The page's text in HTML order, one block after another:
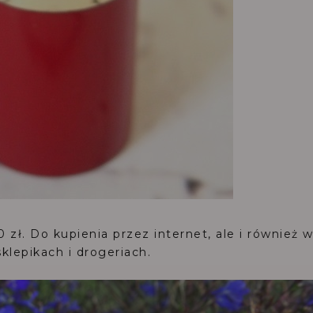
zł. Do kupienia przez internet, ale i również w
i drogeriach.